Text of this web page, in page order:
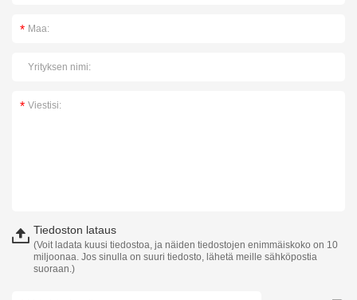
Tiedoston lataus
(Voit ladata kuusi tiedostoa, ja näiden tiedostojen enimmäiskoko on 10
miljoonaa. Jos sinulla on suuri tiedosto, lähetä meille sähköpostia
suoraan.)